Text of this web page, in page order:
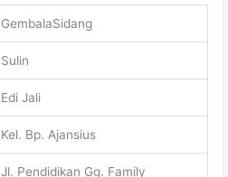
GembalaSidang
Sulin
Edi Jali
Kel. Bp. Ajansius
Jl. Pendidikan Gg. Family